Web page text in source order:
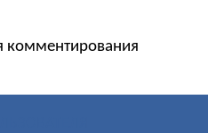
комментирования